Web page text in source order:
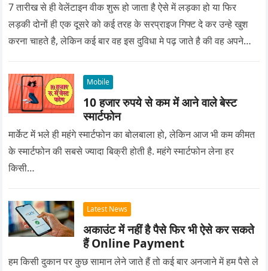
7 तारीख से ही वेलेंटाइन वीक शुरू हो जाता है ऐसे में लड़का हो या फिर
लड़की दोनों ही एक दूसरे को कई तरह के सरप्राइज गिफ्ट दे कर उन्हे खुश
करना चाहते है, लेकिन कई बार वह इस दुविधा मे पढ़ जाते है की वह अपने
Mobile
10 हजार रुपये से कम में आने वाले बेस्ट
स्मार्टफोन
मार्केट में भले ही महंगे स्मार्टफोन का बोलबाला हो, लेकिन आज भी कम कीमत
के स्मार्टफोन की सबसे ज्यादा बिक्री होती है. महंगे स्मार्टफोन लेना हर
किसी…
Latest News
अकाउंट में नहीं है पैसे फिर भी ऐसे कर सकते
हैं Online Payment
हम किसी दुकान पर कुछ सामान लेने जाते हैं तो कई बार अनजाने में हम पैसे ले